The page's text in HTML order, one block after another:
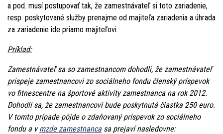
a pod. musí postupovať tak, že zamestnávateľ si toto zariadenie,
resp. poskytované služby prenajme od majiteľa zariadenia a úhrada
za zariadenie ide priamo majiteľovi.
Príklad:
Zamestnávateľ sa so zamestnancom dohodli, že zamestnávateľ
prispeje zamestnancovi zo sociálneho fondu členský príspevok
vo fitnescentre na športové aktivity zamestnanca na rok 2012.
Dohodli sa, že zamestnancovi bude poskytnutá čiastka 250 euro.
V tomto prípade pôjde o zdaňovaný príspevok zo sociálneho
fondu a vmzde zamestnancasa prejaví nasledovne: